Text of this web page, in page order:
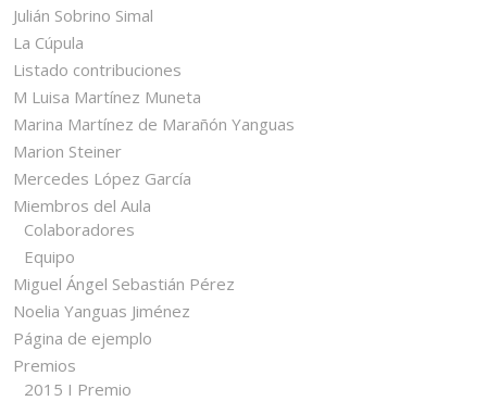
Julián Sobrino Simal
La Cúpula
Listado contribuciones
M Luisa Martínez Muneta
Marina Martínez de Marañón Yanguas
Marion Steiner
Mercedes López García
Miembros del Aula
Colaboradores
Equipo
Miguel Ángel Sebastián Pérez
Noelia Yanguas Jiménez
Página de ejemplo
Premios
2015 I Premio